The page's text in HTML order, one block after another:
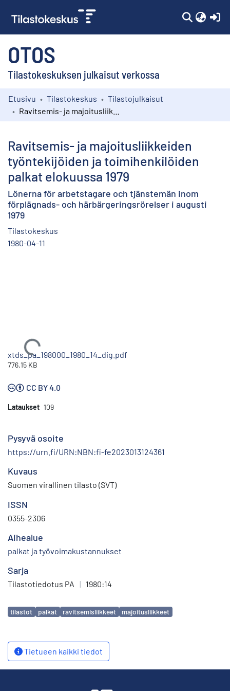
OTOS
Tilastokeskuksen julkaisut verkossa
Kokoelmat
Etusivu Tilastokeskus
Tilastojulkaisut
Ravitsemis- ja majoitusliikkeiden
työntekijöiden ja toimihenkilöiden
palkat elokuussa 1979
Lönerna för arbetstagare och tjänstemän inom
förplägnads- och härbärgeringsrörelser i augusti
1979
Tilastokeskus
1980-04-11
Ladataan...
xtds_pa_198000_1980_14_dig.pdf
776.15 KB
CC BY 4.0
Lataukset 109
Pysyvä osoite
https://urn.fi/URN:NBN:fi-fe2023013124361
Kuvaus
Suomen virallinen tilasto (SVT)
ISSN
0355-2306
Aihealue
palkat ja työvoimakustannukset
Sarja
Tilastotiedotus PA | 1980:14
Avainsanat
tilastot palkat ravitsemisliikkeet majoitusliikkeet
Tietueen kaikki tiedot